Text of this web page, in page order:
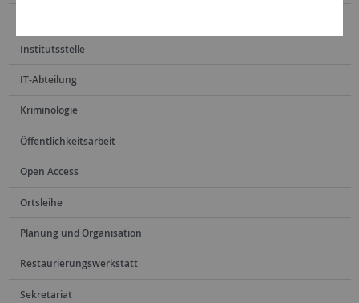
Institutsstelle
IT-Abteilung
Kriminologie
Öffentlichkeitsarbeit
Open Access
Ortsleihe
Planung und Organisation
Restaurierungswerkstatt
Sekretariat